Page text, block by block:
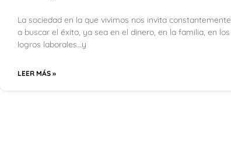
La sociedad en la que vivimos nos invita constantemente
a buscar el éxito, ya sea en el dinero, en la familia, en los
logros laborales…y
LEER MÁS »